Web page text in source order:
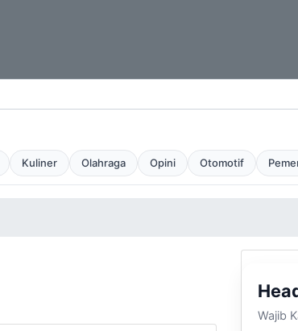
Kuliner Olahraga Opini Otomotif
Wajib